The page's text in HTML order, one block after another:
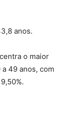
anos.
o maior
49 anos, com